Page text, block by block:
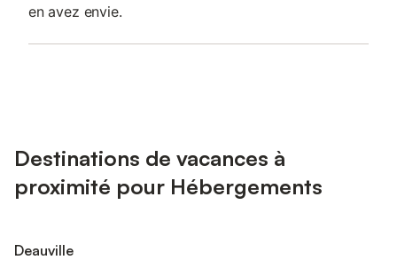
en avez envie.
Destinations de vacances à
proximité pour Hébergements
Deauville